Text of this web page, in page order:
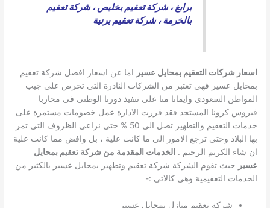
برابغ،شركة تعقيم بخليص، شركة تعقيم
بالخرمة،شركة تعقيم برنية
اسعار شركات التعقيم بمحايل عسير اما عن اسعار افضل شركة تعقيم
بمحايل عسير فهى تعتبر من الشركات النادرة التى تحرص على جيب
المواطن السعودى وايمانا منا على تنفيذ دورنا الوطنى فى محاربا
فيروس كرونا المستجد فقد قررت الادارة عمل خصومات مستمرة على
خدمات التعقيم والتطهير تصل الى 50 % حتى نراعى الظروف التى تمر
بها البلاد وحتى ترجع الامور الى ما كانت علية ، بل وافض مما كانت علية
ان شاء الكريم الرحيم . الخدمات المقدمة من شركة تعقيم بمحايل
عسير حيث تقوم الشركة شركة تعقيم وتطهير بمحايل عسير بالكثير من
الخدمات التعقيمية وهى كالاتى :-
شركة تعقيم منازل بمحايل عسير